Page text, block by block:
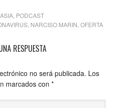
, PODCAST
, NARCISO MARIN OFERTA
RESPUESTA
no será publicada. Los
marcados con *